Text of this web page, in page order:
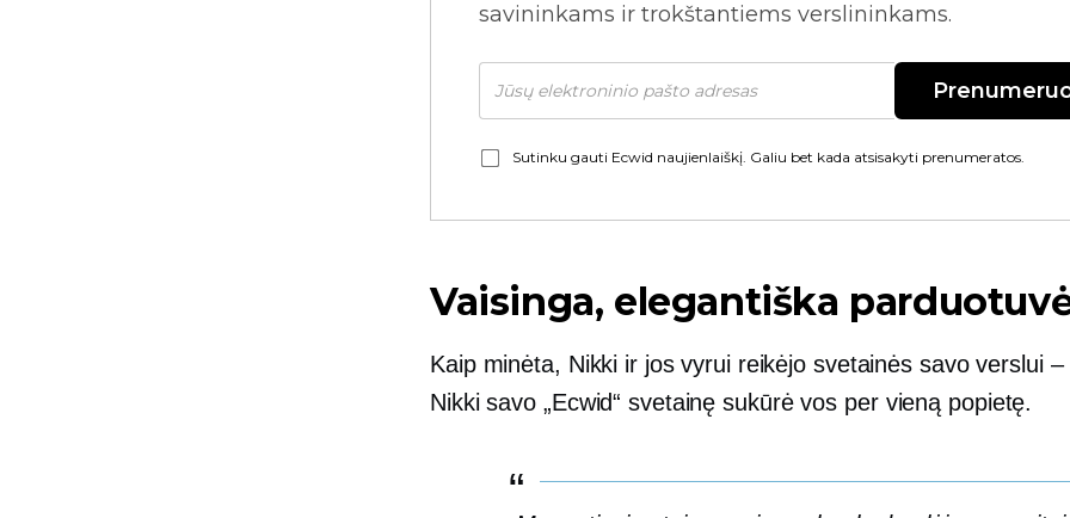
savininkams ir trokštantiems verslininkams.
Sutinku gauti Ecwid naujienlaiškį. Galiu bet kada atsisakyti prenumeratos.
Vaisinga, elegantiška
Kaip minėta, Nikki ir jos vyrui reikėjo svetainės savo verslui
Nikki savo „Ecwid“ svetainę sukūrė vos per vieną popietę.